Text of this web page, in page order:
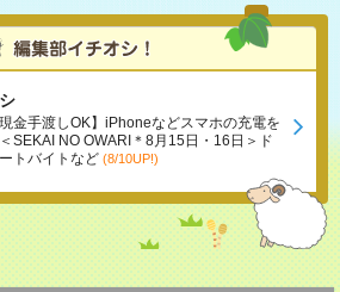
現金手渡しOK】iPhoneなどスマホの充電を
SEKAI NO OWARI＊8月15日・16日＞ド
トバイトなど (8/10UP!)